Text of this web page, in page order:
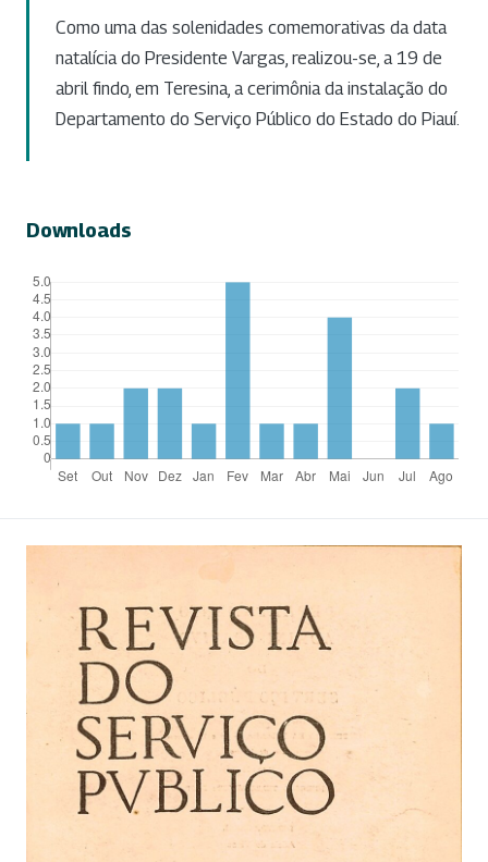
Como uma das solenidades comemorativas da data
natalícia do Presidente Vargas, realizou-se, a 19 de
abril findo, em Teresina, a cerimônia da instalação do
Departamento do Serviço Público do Estado do Piauí.
Downloads